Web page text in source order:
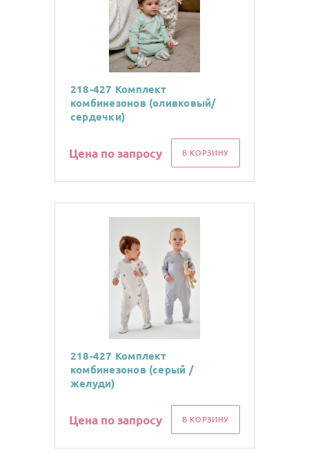
218-427 Комплект
комбинезонов (оливковый/
сердечки)
Цена по запросу В КОРЗИНУ
218-427 Комплект
комбинезонов (серый /
желуди)
Цена по запросу В КОРЗИНУ